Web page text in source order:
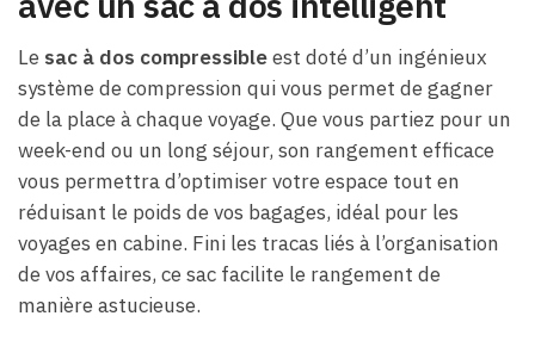
Le sac à dos compressibleest doté d’un ingénieux
système de compression qui vous permet de gagner
de la place à chaque voyage. Que vous partiez pour un
week-end ou un long séjour, son rangement efficace
vous permettra d’optimiser votre espace tout en
réduisant le poids de vos bagages, idéal pour les
voyages en cabine. Fini les tracas liés à l’organisation
de vos affaires, ce sac facilite le rangement de
manière astucieuse.